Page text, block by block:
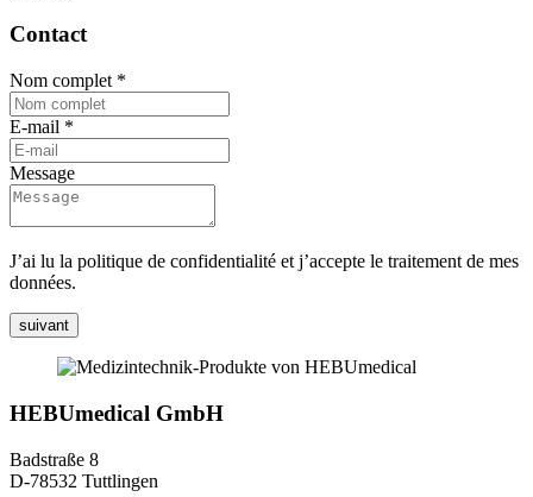
Contact
Nom complet *
E-mail *
Message
J’ai lu la politique de confidentialité et j’accepte le traitement de mes
données.
suivant
HEBUmedical GmbH
Badstraße 8
D-78532 Tuttlingen